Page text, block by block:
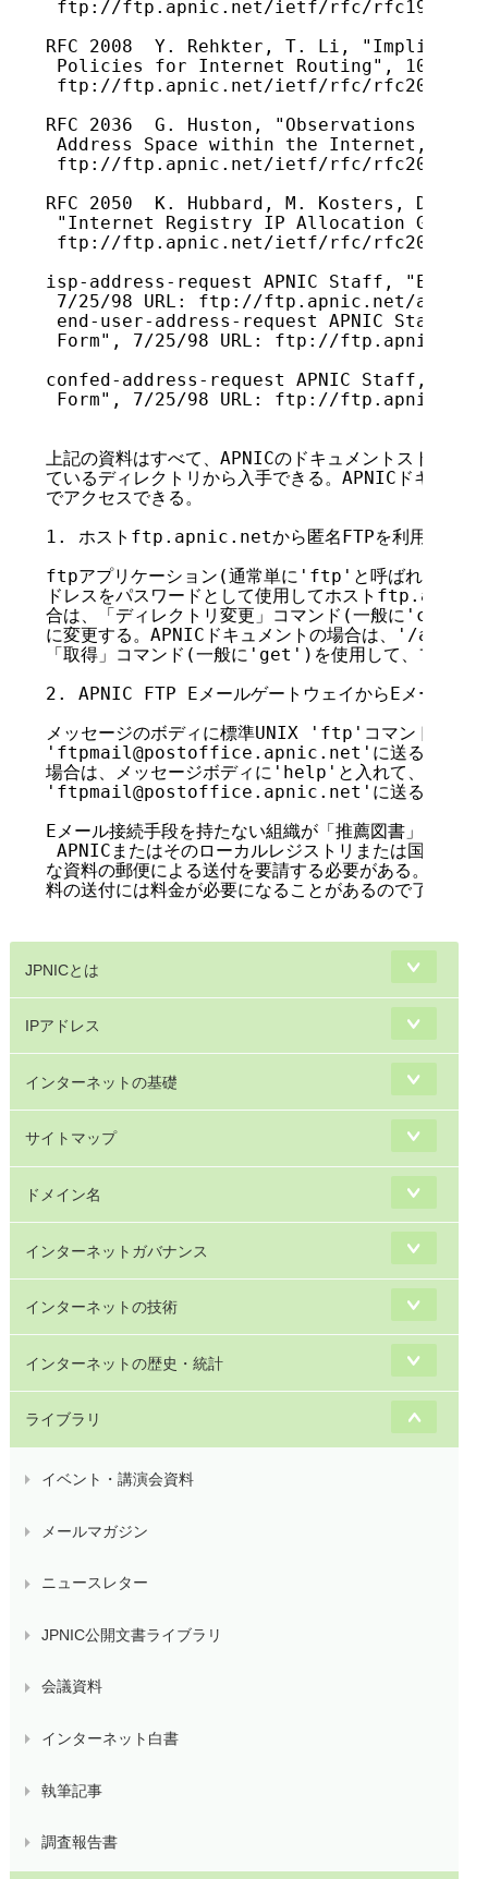
JPNICとは
IPアドレス
インターネットの基礎
サイトマップ
ドメイン名
インターネットガバナンス
インターネットの技術
インターネットの歴史・統計
ライブラリ
イベント・講演会資料
メールマガジン
ニュースレター
JPNIC公開文書ライブラリ
会議資料
インターネット白書
執筆記事
調査報告書